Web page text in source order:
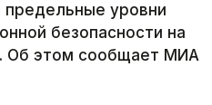
уровни
безопасности на
Об этом сообщает МИА